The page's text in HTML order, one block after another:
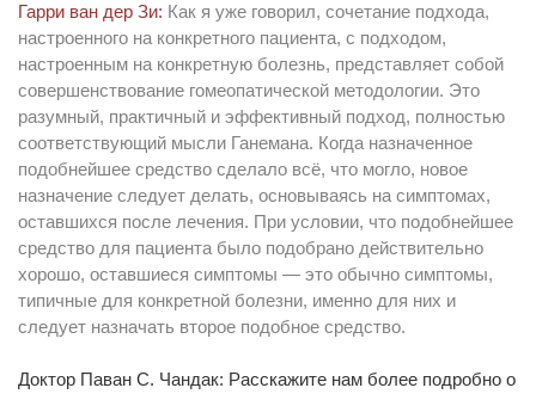
Гарри ван дер Зи: Как я уже говорил, сочетание подхода,
настроенного на конкретного пациента, с подходом,
настроенным на конкретную болезнь, представляет собой
совершенствование гомеопатической методологии. Это
разумный, практичный и эффективный подход, полностью
соответствующий мысли Ганемана. Когда назначенное
подобнейшее средство сделало всё, что могло, новое
назначение следует делать, основываясь на симптомах,
оставшихся после лечения. При условии, что подобнейшее
средство для пациента было подобрано действительно
хорошо, оставшиеся симптомы — это обычно симптомы,
типичные для конкретной болезни, именно для них и
следует назначать второе подобное средство.
Доктор Паван С. Чандак: Расскажите нам более подробно о